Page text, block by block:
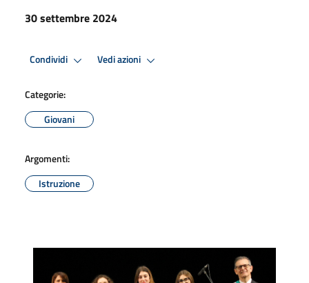
30 settembre 2024
Condividi Vedi azioni
Categorie:
Giovani
Argomenti:
Istruzione